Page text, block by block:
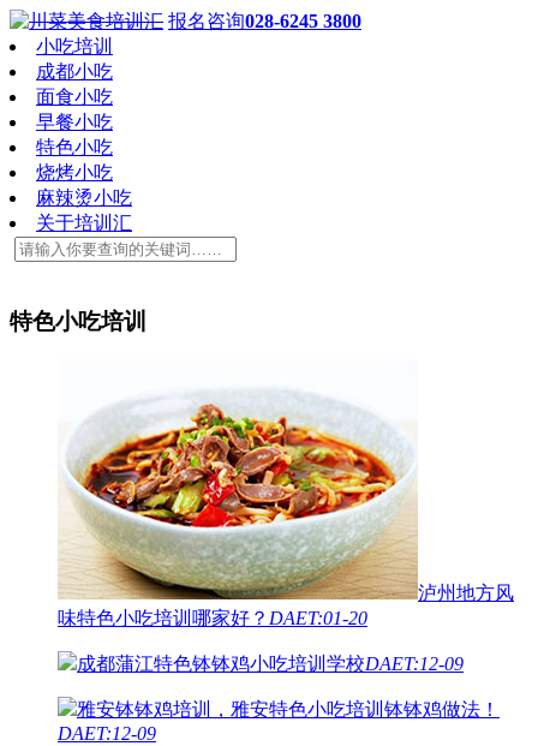
报名咨询028-6245 3800
小吃培训
成都小吃
面食小吃
早餐小吃
特色小吃
烧烤小吃
麻辣烫小吃
关于培训汇
特色小吃培训
泸州地方风
味特色小吃培训哪家好？ DAET:01-20
成都蒲江特色钵钵鸡小吃培训学校DAET:12-09
雅安钵钵鸡培训，雅安特色小吃培训钵钵鸡做法！
DAET:12-09